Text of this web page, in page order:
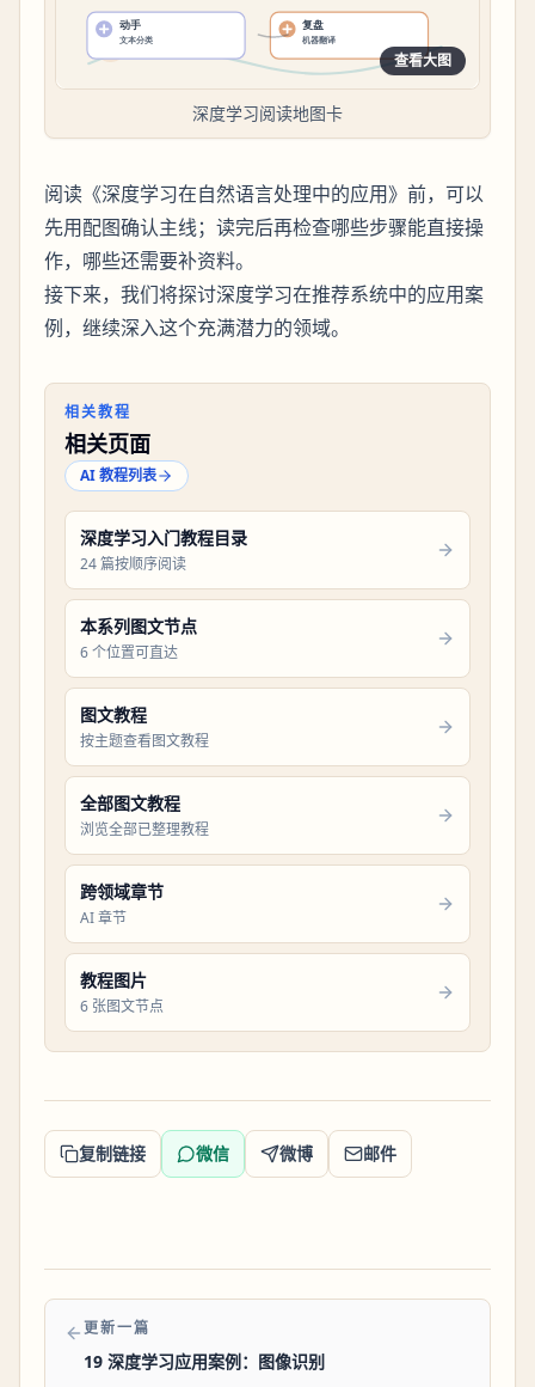
查看大图
深度学习阅读地图卡
阅读《深度学习在自然语言处理中的应用》前，可以
先用配图确认主线；读完后再检查哪些步骤能直接操
作，哪些还需要补资料。
接下来，我们将探讨深度学习在推荐系统中的应用案
例，继续深入这个充满潜力的领域。
相关教程
相关页面
AI 教程列表
深度学习入门教程目录
24 篇按顺序阅读
本系列图文节点
6 个位置可直达
图文教程
按主题查看图文教程
全部图文教程
浏览全部已整理教程
跨领域章节
AI 章节
教程图片
6 张图文节点
复制链接 微信 微博 邮件
更新一篇
19 深度学习应用案例：图像识别